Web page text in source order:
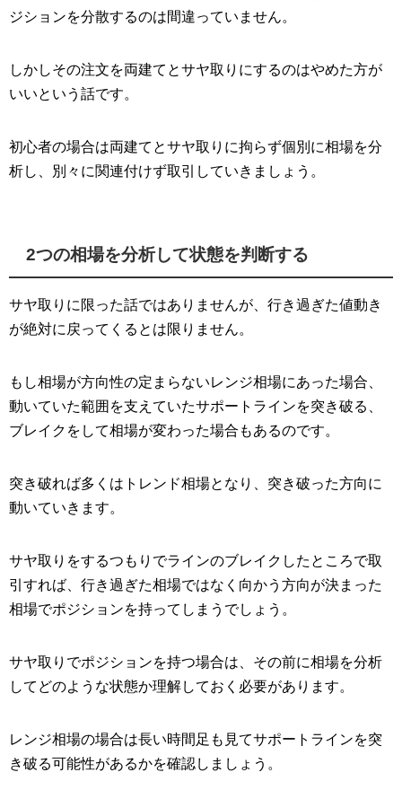
ジションを分散するのは間違っていません。
しかしその注文を両建てとサヤ取りにするのはやめた方が
いいという話です。
初心者の場合は両建てとサヤ取りに拘らず個別に相場を分
析し、別々に関連付けず取引していきましょう。
2つの相場を分析して状態を判断する
サヤ取りに限った話ではありませんが、行き過ぎた値動き
が絶対に戻ってくるとは限りません。
もし相場が方向性の定まらないレンジ相場にあった場合、
動いていた範囲を支えていたサポートラインを突き破る、
ブレイクをして相場が変わった場合もあるのです。
突き破れば多くはトレンド相場となり、突き破った方向に
動いていきます。
サヤ取りをするつもりでラインのブレイクしたところで取
引すれば、行き過ぎた相場ではなく向かう方向が決まった
相場でポジションを持ってしまうでしょう。
サヤ取りでポジションを持つ場合は、その前に相場を分析
してどのような状態か理解しておく必要があります。
レンジ相場の場合は長い時間足も見てサポートラインを突
き破る可能性があるかを確認しましょう。